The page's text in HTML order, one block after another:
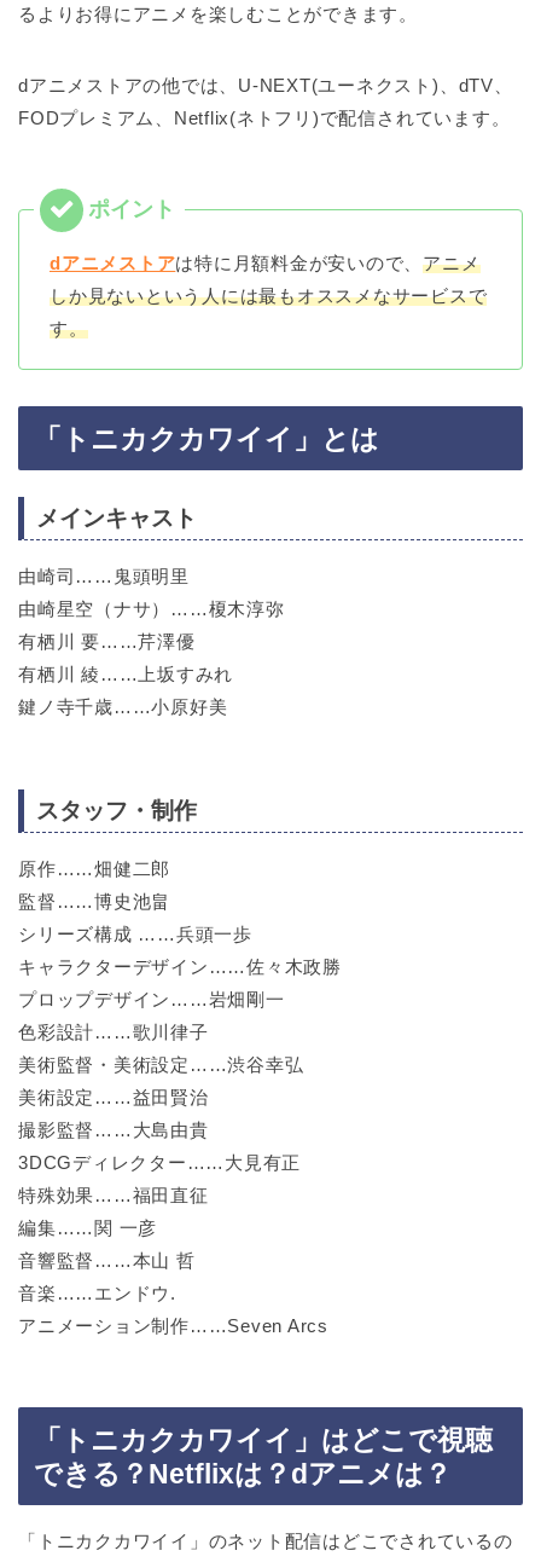
るよりお得にアニメを楽しむことができます。
dアニメストアの他では、U-NEXT(ユーネクスト)、dTV、
FODプレミアム、Netflix(ネトフリ)で配信されています。
dアニメストアは特に月額料金が安いので、アニメ
しか見ないという人には最もオススメなサービスで
す。
「トニカクカワイイ」とは
メインキャスト
由崎司……鬼頭明里
由崎星空（ナサ）……榎木淳弥
有栖川 要……芹澤優
有栖川 綾……上坂すみれ
鍵ノ寺千歳……小原好美
スタッフ・制作
原作……畑健二郎
監督……博史池畠
シリーズ構成 ……兵頭一歩
キャラクターデザイン……佐々木政勝
プロップデザイン……岩畑剛一
色彩設計……歌川律子
美術監督・美術設定……渋谷幸弘
美術設定……益田賢治
撮影監督……大島由貴
3DCGディレクター……大見有正
特殊効果……福田直征
編集……関 一彦
音響監督……本山 哲
音楽……エンドウ.
アニメーション制作……Seven Arcs
「トニカクカワイイ」はどこで視聴
できる？Netflixは？dアニメは？
「トニカクカワイイ」のネット配信はどこでされているの